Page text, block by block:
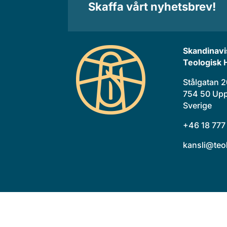
Skaffa vårt nyhetsbrev!
Teologisk
Stålgatan
754 50
Sverige
+46 18